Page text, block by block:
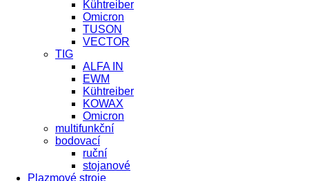
Kühtreiber
Omicron
TUSON
VECTOR
TIG
ALFA IN
EWM
Kühtreiber
KOWAX
Omicron
multifunkční
bodovací
ruční
stojanové
Plazmové stroje